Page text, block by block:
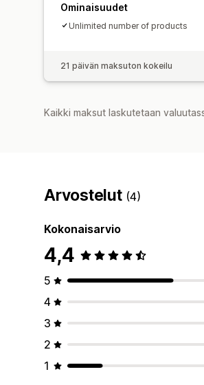
Ominaisuudet
Unlimited number of products
21 päivän maksuton kokeilu
Kaikki maksut laskutetaan
Arvostelut (4)
Kokonaisarvio
4,4
5
4
3
2
1